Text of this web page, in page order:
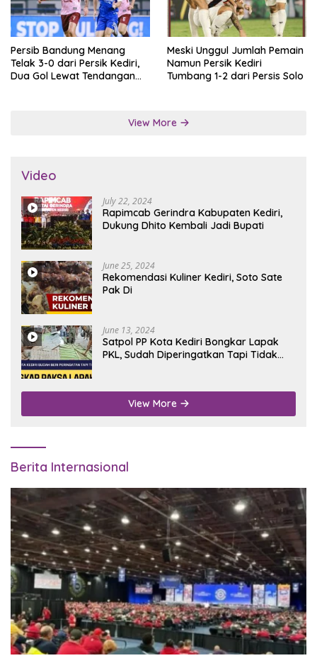
Persib Bandung Menang
Telak 3-0 dari Persik Kediri,
Dua Gol Lewat Tendangan
Meski Unggul Jumlah Pemain
Namun Persik Kediri
Tumbang 1-2 dari Persis Solo
View More
Video
July 22, 2024
Rapimcab Gerindra Kabupaten Kediri,
Dukung Dhito Kembali Jadi Bupati
June 25, 2024
Rekomendasi Kuliner Kediri, Soto Sate
Pak Di
June 13, 2024
Satpol PP Kota Kediri Bongkar Lapak
PKL, Sudah Diperingatkan Tapi Tidak
View More
Berita Internasional